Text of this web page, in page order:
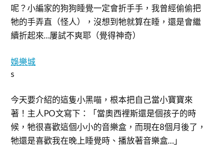
呢？小編家的狗狗睡覺一定會折手手，我曾經偷偷把
牠的手弄直（怪人），沒想到牠就算在睡，還是會繼
續折起來…屢試不爽耶（覺得神奇）
娛樂城
s
今天要介紹的這隻小黑喵，根本把自己當小寶寶來
著！主人PO文寫下：「當奧西裡斯還是個孩子的時
候，牠很喜歡這個小小的音樂盒，而現在8個月後了，
牠還是喜歡我在晚上睡覺時、播放著音樂盒…」